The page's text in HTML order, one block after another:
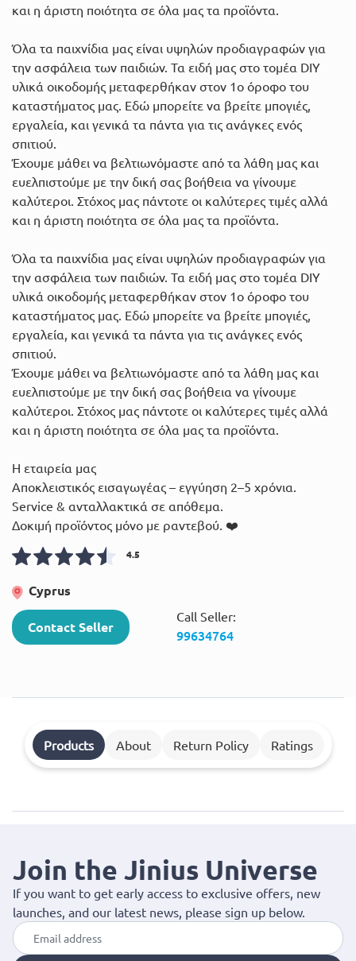
και η άριστη ποιότητα σε όλα μας τα προϊόντα.
Όλα τα παιχνίδια μας είναι υψηλών προδιαγραφών για
την ασφάλεια των παιδιών. Τα ειδή μας στο τομέα DIY
υλικά οικοδομής μεταφερθήκαν στον 1ο όροφο του
καταστήματος μας. Εδώ μπορείτε να βρείτε μπογιές,
εργαλεία, και γενικά τα πάντα για τις ανάγκες ενός
σπιτιού.
Έχουμε μάθει να βελτιωνόμαστε από τα λάθη μας και
ευελπιστούμε με την δική σας βοήθεια να γίνουμε
καλύτεροι. Στόχος μας πάντοτε οι καλύτερες τιμές αλλά
και η άριστη ποιότητα σε όλα μας τα προϊόντα.
Όλα τα παιχνίδια μας είναι υψηλών προδιαγραφών για
την ασφάλεια των παιδιών. Τα ειδή μας στο τομέα DIY
υλικά οικοδομής μεταφερθήκαν στον 1ο όροφο του
καταστήματος μας. Εδώ μπορείτε να βρείτε μπογιές,
εργαλεία, και γενικά τα πάντα για τις ανάγκες ενός
σπιτιού.
Έχουμε μάθει να βελτιωνόμαστε από τα λάθη μας και
ευελπιστούμε με την δική σας βοήθεια να γίνουμε
καλύτεροι. Στόχος μας πάντοτε οι καλύτερες τιμές αλλά
και η άριστη ποιότητα σε όλα μας τα προϊόντα.
Η εταιρεία μας
Αποκλειστικός εισαγωγέας – εγγύηση 2–5 χρόνια.
Service & ανταλλακτικά σε απόθεμα.
4.5
Cyprus
Contact Seller
Call Seller:
99634764
Products About Return Policy Ratings
Join the Jinius Universe
If you want to get early access to exclusive offers, new
launches, and our latest news, please sign up below.